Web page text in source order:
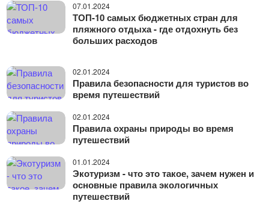
07.01.2024
ТОП-10 самых бюджетных стран для
пляжного отдыха - где отдохнуть без
больших расходов
02.01.2024
Правила безопасности для туристов во
время путешествий
02.01.2024
Правила охраны природы во время
путешествий
01.01.2024
Экотуризм - что это такое, зачем нужен и
основные правила экологичных
путешествий